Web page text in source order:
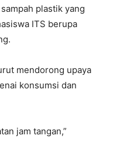
plastik yang
ITS berupa
mendorong upaya
konsumsi dan
jam tangan,”